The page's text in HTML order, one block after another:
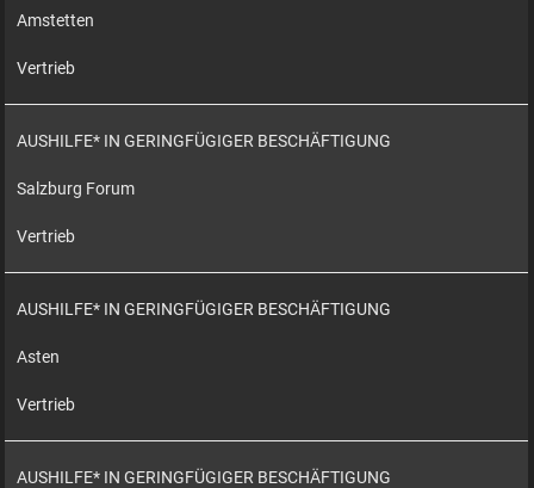
Amstetten
Vertrieb
AUSHILFE* IN GERINGFÜGIGER BESCHÄFTIGUNG
Salzburg Forum
Vertrieb
AUSHILFE* IN GERINGFÜGIGER BESCHÄFTIGUNG
Asten
Vertrieb
AUSHILFE* IN GERINGFÜGIGER BESCHÄFTIGUNG